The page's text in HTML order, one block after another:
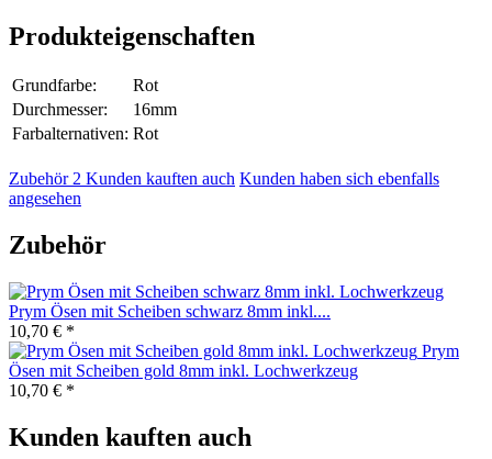
Produkteigenschaften
Grundfarbe:
Rot
Durchmesser:
16mm
Farbalternativen: Rot
Zubehör 2 Kunden kauften auch Kunden haben sich ebenfalls
angesehen
Zubehör
Prym Ösen mit Scheiben schwarz 8mm inkl....
10,70 € *
Prym
Ösen mit Scheiben gold 8mm inkl. Lochwerkzeug
10,70 € *
Kunden kauften auch